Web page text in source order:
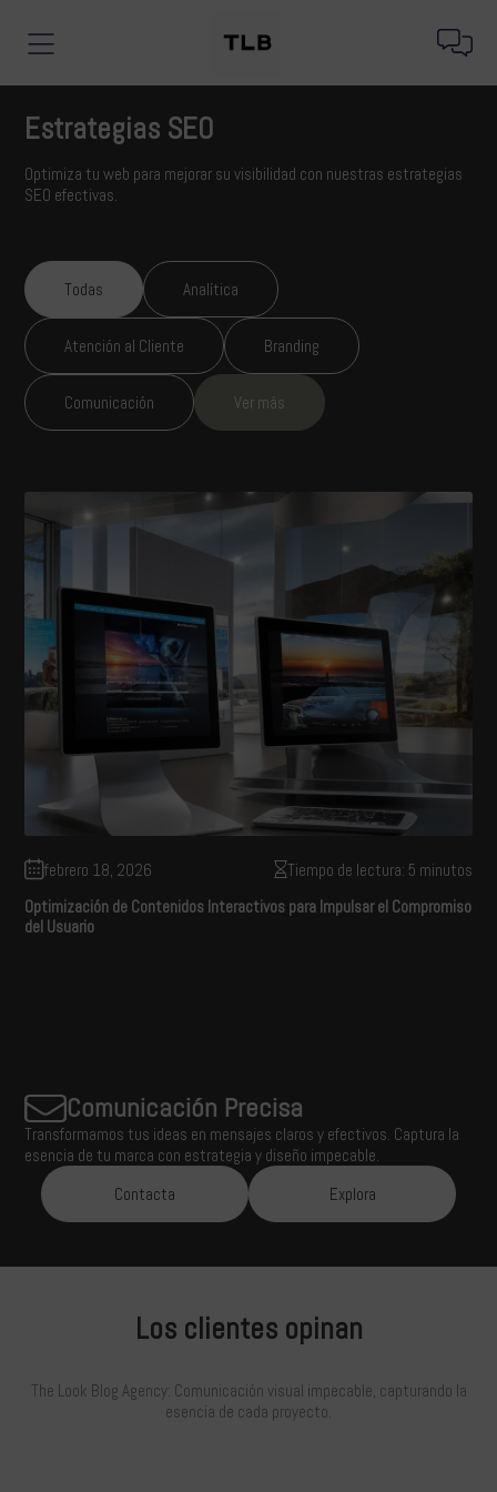
Estrategias SEO
Optimiza tu web para mejorar su visibilidad con nuestras estrategias
SEO efectivas.
Todas Analítica
Atención al Cliente Branding
Comunicación Ver más
febrero 18, 2026
Tiempo de lectura: 5 minutos
Optimización de Contenidos Interactivos para Impulsar el Compromiso
del Usuario
Comunicación Precisa
Transformamos tus ideas en mensajes claros y efectivos. Captura la
esencia de tu marca con estrategia y diseño impecable.
Contacta
Explora
Los clientes opinan
The Look Blog Agency: Comunicación visual impecable, capturando la
esencia de cada proyecto.